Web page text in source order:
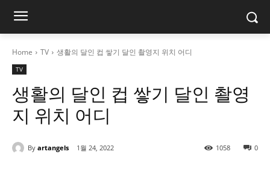
Home TV 생활의 달인 컵 쌓기 달인 촬영지 위치 어디
TV
생활의 달인 컵 쌓기 달인 촬영
지 위치 어디
By artangels 1월 24, 2022 0
1058